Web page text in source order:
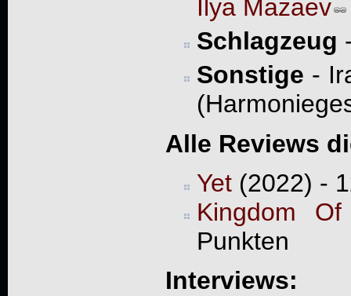
Ilya Mazaev
Schlagzeug
Sonstige -
Alle Reviews
Yet(2022) -
Kingdom
Punkten
Interviews: